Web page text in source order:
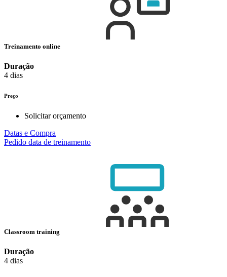
Treinamento online
Duração
4 dias
Preço
Solicitar orçamento
Datas e Compra
Pedido data de treinamento
Classroom training
Duração
4 dias